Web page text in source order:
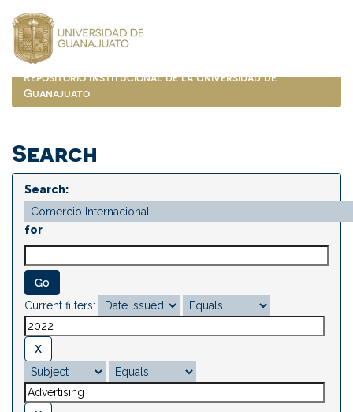
navigation
Repositorio Institucional de la Universidad de
Guanajuato
Search
Search:
for
Current filters: